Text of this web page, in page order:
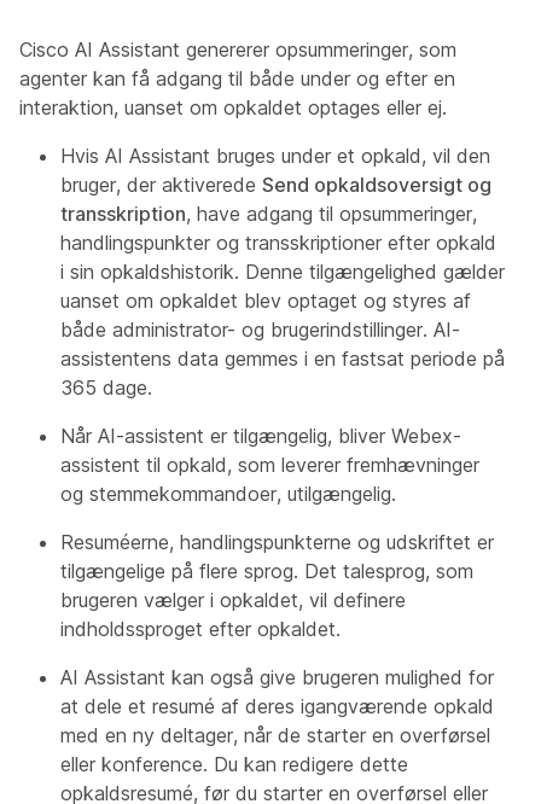
Cisco AI Assistant genererer opsummeringer, som
agenter kan få adgang til både under og efter en
interaktion, uanset om opkaldet optages eller ej.
Hvis AI Assistant bruges under et opkald, vil den
bruger, der aktiverede Send opkaldsoversigt og
transskription, have adgang til opsummeringer,
handlingspunkter og transskriptioner efter opkald
i sin opkaldshistorik. Denne tilgængelighed gælder
uanset om opkaldet blev optaget og styres af
både administrator- og brugerindstillinger. AI-
assistentens data gemmes i en fastsat periode på
365 dage.
Når AI-assistent er tilgængelig, bliver Webex-
assistent til opkald, som leverer fremhævninger
og stemmekommandoer, utilgængelig.
Resuméerne, handlingspunkterne og udskriftet er
tilgængelige på flere sprog. Det talesprog, som
brugeren vælger i opkaldet, vil definere
indholdssproget efter opkaldet.
AI Assistant kan også give brugeren mulighed for
at dele et resumé af deres igangværende opkald
med en ny deltager, når de starter en overførsel
eller konference. Du kan redigere dette
opkaldsresumé, før du starter en overførsel eller